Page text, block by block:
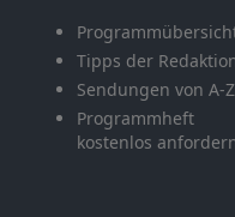
Tipps der
Sendungen von A-Z
Programmheft
kostenlos